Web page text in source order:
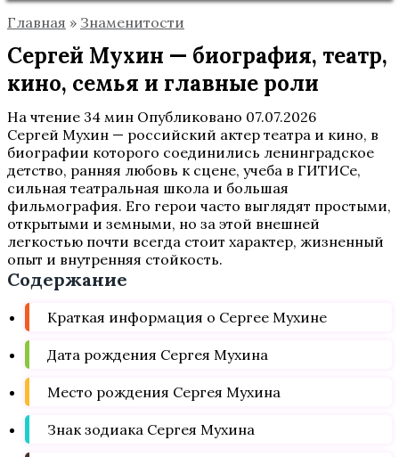
Главная » Знаменитости
Сергей Мухин — биография, театр,
кино, семья и главные роли
На чтение 34 мин Опубликовано 07.07.2026
Сергей Мухин — российский актер театра и кино, в
биографии которого соединились ленинградское
детство, ранняя любовь к сцене, учеба в ГИТИСе,
сильная театральная школа и большая
фильмография. Его герои часто выглядят простыми,
открытыми и земными, но за этой внешней
легкостью почти всегда стоит характер, жизненный
опыт и внутренняя стойкость.
Содержание
Краткая информация о Сергее Мухине
Дата рождения Сергея Мухина
Место рождения Сергея Мухина
Знак зодиака Сергея Мухина